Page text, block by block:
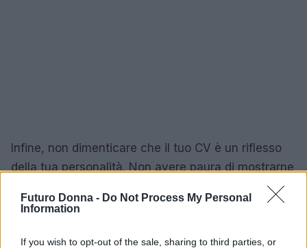
Futuro Donna - Do Not Process My Personal
Information
If you wish to opt-out of the sale, sharing to third parties, or
Infine, non dimenticare che il tuo CV è un riflesso
della tua personalità. Non avere paura di mostrarne
una parte, ma fallo sempre nel rispetto delle norme
culturali del paese in cui ti candidi. Ogni piccolo